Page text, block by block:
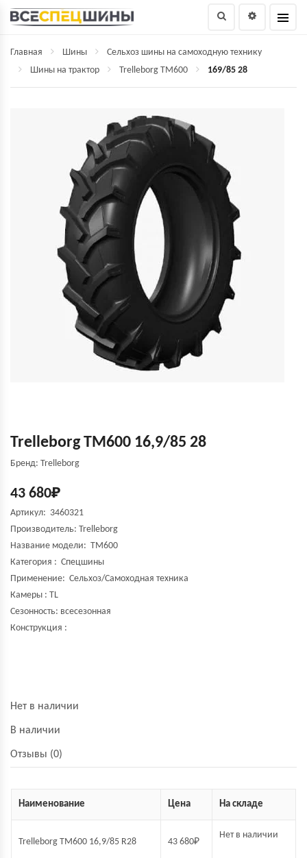
Главная Шины
Сельхоз шины на самоходную технику
Шины на трактор
Trelleborg TM600 169/85 28
Trelleborg TM600 16,9/85 28
Бренд: Trelleborg
43 680₽
Артикул: 3460321
Производитель: Trelleborg
Название модели: TM600
Категория : Спецшины
Применение: Сельхоз/Самоходная техника
Камеры : TL
Сезонность: всесезонная
Конструкция :
Нет в наличии
В наличии
Отзывы (0)
Наименование Цена На складе
Trelleborg TM600 16,9/85 R28 43 680₽
Нет в наличии